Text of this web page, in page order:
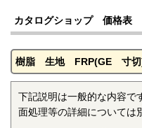
カタログショップ 価格表
樹脂 生地 FRP(GE 寸
下記説明は一般的な内容で
面処理等の詳細については